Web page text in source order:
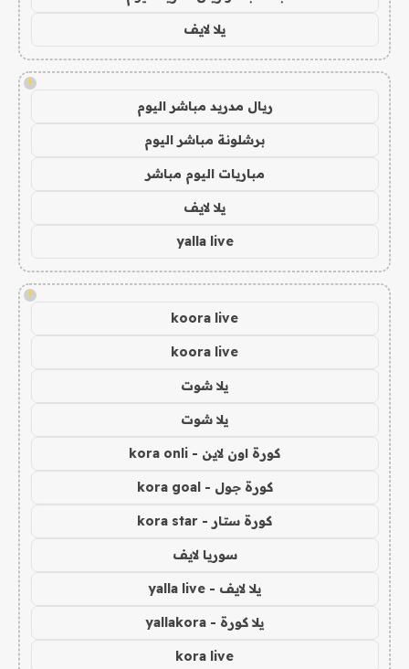
يلا لايف
!
ريال مدريد مباشر اليوم
برشلونة مباشر اليوم
مباريات اليوم مباشر
يلا لايف
yalla live
!
koora live
koora live
يلا شوت
يلا شوت
كورة اون لاين - kora onli
كورة جول - kora goal
كورة ستار - kora star
سوريا لايف
يلا لايف - yalla live
يلا كورة - yallakora
kora live